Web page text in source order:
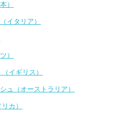
）
イタリア）
）
イギリス）
ュ（オーストラリア）
カ）